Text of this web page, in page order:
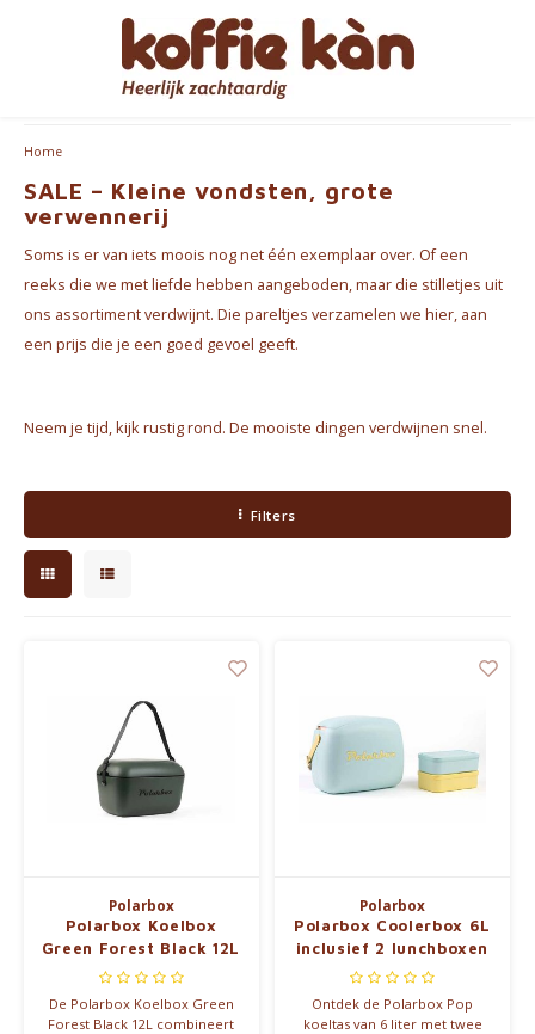
Hoofdmenu / koffie
Koffie - Bonen & Gemalen
Koffiepads en -cups
Koffie accessoires
Hoofdmenu / thee
Thee
Chai
Thee Accessoires
Hoofdmenu / bekers
Take Away Bekers
Koffie- en theekopjes
Hoofdmenu / accessoires
Koffiezetapparaten
Jura Onderhoudsproducten
Home Barista Tools
Koffiemolens
Thermosflessen
Waterkokers
Outdoor accessoires
Happy stuff
Hoofdmenu / cadeautips
Voor HAAR
voor HEM
Geschenkpakketten
Everything Pink
Hoofdmenu
Nederlands
English
Français
Klanten geven ons een score van 9,2/10
Home
SALE – Kleine vondsten, grote
verwennerij
Soms is er van iets moois nog net één exemplaar over. Of een
reeks die we met liefde hebben aangeboden, maar die stilletjes uit
ons assortiment verdwijnt. Die pareltjes verzamelen we hier, aan
een prijs die je een goed gevoel geeft.
Neem je tijd, kijk rustig rond. De mooiste dingen verdwijnen snel.
Filters
Polarbox
Polarbox Koelbox
Green Forest Black 12L
De Polarbox Koelbox Green
Forest Black 12L combineert
Polarbox
Polarbox Coolerbox 6L
inclusief 2 lunchboxen
Ontdek de Polarbox Pop
koeltas van 6 liter met twee